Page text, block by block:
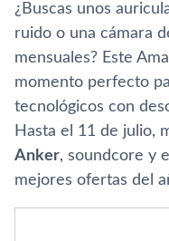
¿Buscas unos
ruido o una cámara
mensuales? Este
momento perfecto
tecnológicos con
Hasta el 11 de julio,
Anker, soundcore y
mejores ofertas del